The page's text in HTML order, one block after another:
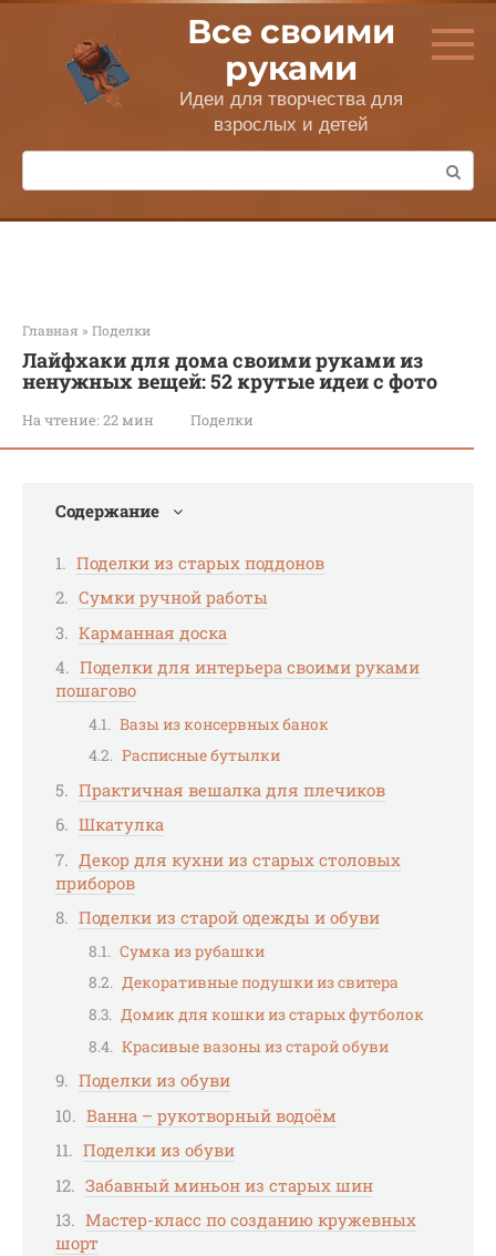
Перейти
контенту
Все своими
руками
Идеи для творчества для
взрослых и детей
Поиск:
Главная » Поделки
Лайфхаки для дома своими руками из
ненужных вещей: 52 крутые идеи с фото
На чтение: 22 мин Поделки
Содержание
Поделки из старых поддонов
Сумки ручной работы
Карманная доска
Поделки для интерьера своими руками
пошагово
Вазы из консервных банок
Расписные бутылки
Практичная вешалка для плечиков
Шкатулка
Декор для кухни из старых столовых
приборов
Поделки из старой одежды и обуви
Сумка из рубашки
Декоративные подушки из свитера
Домик для кошки из старых футболок
Красивые вазоны из старой обуви
Поделки из обуви
Ванна – рукотворный водоём
Поделки из обуви
Забавный миньон из старых шин
Мастер-класс по созданию кружевных
шорт